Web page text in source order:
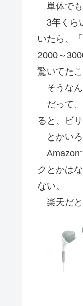
単体でも
3年くら
いたら、
2000～
驚いてた
そうなん
だって、
ると、ビ
とかいろ
Amazon
クとかは
ない。
楽天だと